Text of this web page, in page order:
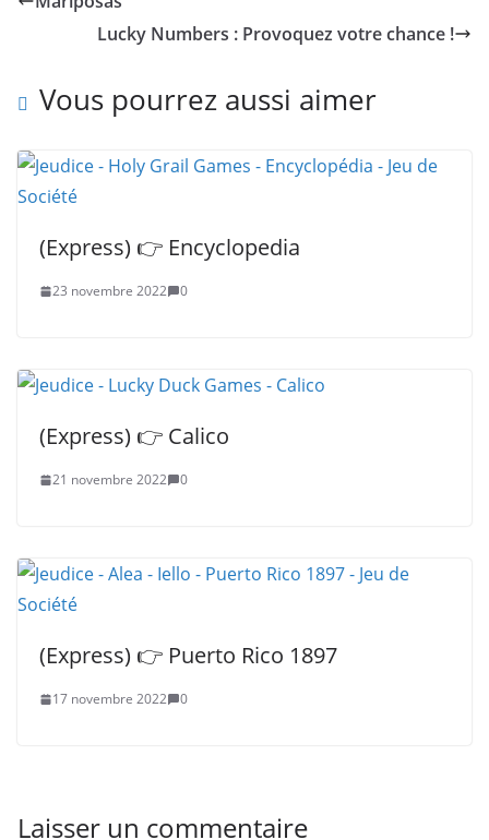
Lucky Numbers : Provoquez votre chance !
Vous pourrez aussi aimer
(Express) 👉 Encyclopedia
23 novembre 2022 0
(Express) 👉 Calico
21 novembre 2022 0
(Express) 👉 Puerto Rico 1897
17 novembre 2022 0
Laisser un commentaire